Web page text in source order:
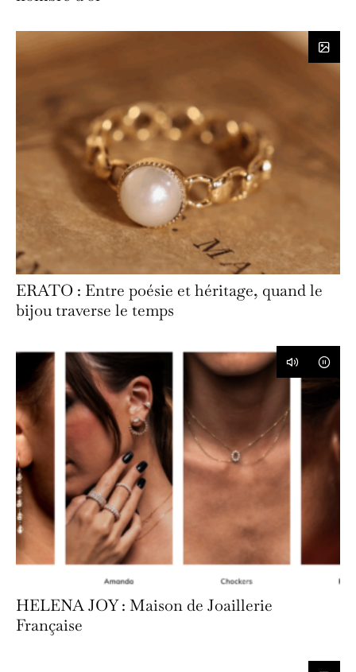
ERATO : Entre poésie et héritage, quand le
bijou traverse le temps
HELENA JOY : Maison de Joaillerie
Française